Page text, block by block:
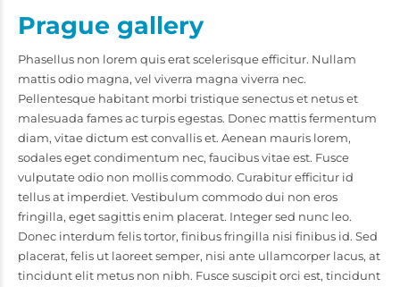
Prague gallery
Phasellus non lorem quis erat scelerisque efficitur. Nullam
mattis odio magna, vel viverra magna viverra nec.
Pellentesque habitant morbi tristique senectus et netus et
malesuada fames ac turpis egestas. Donec mattis fermentum
diam, vitae dictum est convallis et. Aenean mauris lorem,
sodales eget condimentum nec, faucibus vitae est. Fusce
vulputate odio non mollis commodo. Curabitur efficitur id
tellus at imperdiet. Vestibulum commodo dui non eros
fringilla, eget sagittis enim placerat. Integer sed nunc leo.
Donec interdum felis tortor, finibus fringilla nisi finibus id. Sed
placerat, felis ut laoreet semper, nisi ante ullamcorper lacus, at
tincidunt elit metus non nibh. Fusce suscipit orci est, tincidunt